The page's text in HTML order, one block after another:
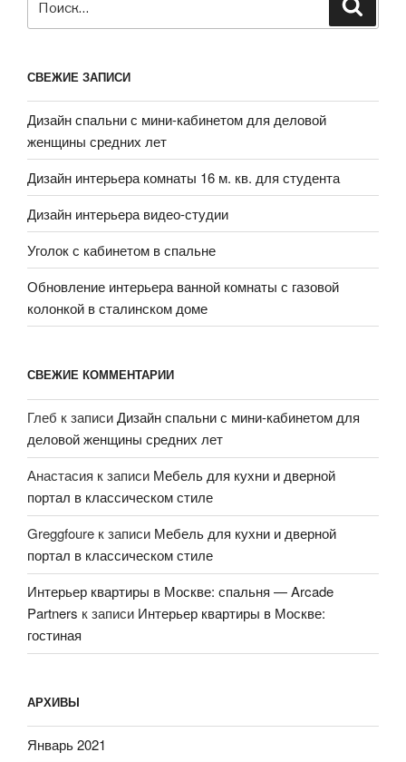
СВЕЖИЕ ЗАПИСИ
Дизайн спальни с мини-кабинетом для деловой
женщины средних лет
Дизайн интерьера комнаты 16 м. кв. для студента
Дизайн интерьера видео-студии
Уголок с кабинетом в спальне
Обновление интерьера ванной комнаты с газовой
колонкой в сталинском доме
СВЕЖИЕ КОММЕНТАРИИ
Глеб к записиДизайн спальни с мини-кабинетом для
деловой женщины средних лет
Анастасия к записи Мебель для кухни и дверной
портал в классическом стиле
Greggfoure к записи Мебель для кухни и дверной
портал в классическом стиле
Интерьер квартиры в Москве: спальня — Arcade
Partners к записи Интерьер квартиры в Москве:
гостиная
АРХИВЫ
Январь 2021